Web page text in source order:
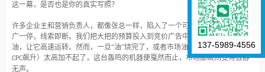
这一幕，是否也是你的真实写照？
许多企业主和营销负责人，都像张总一样，陷入了一个可怕的“流量陷阱”：推
广一停，线索即断。我们把大把的预算投入到竞价广告中，就像给引擎不断加
油，让它高速运转。然而，一旦“油”烧完了，或者市场油价（竞争激烈导致
CPC飙升）太高加不起了，这台轰鸣的机器便戛然而止，市场部瞬间变得寂静
无声。
137-5989-4556